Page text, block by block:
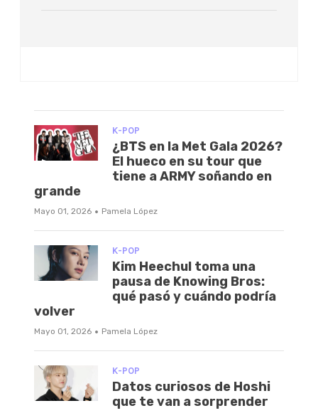
K-POP
¿BTS en la Met Gala 2026?
El hueco en su tour que
tiene a ARMY soñando en
grande
Mayo 01, 2026 · Pamela López
K-POP
Kim Heechul toma una
pausa de Knowing Bros:
qué pasó y cuándo podría
volver
Mayo 01, 2026 · Pamela López
K-POP
Datos curiosos de Hoshi
que te van a sorprender